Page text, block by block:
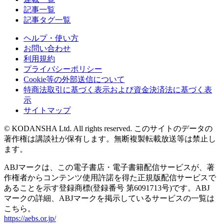
記事一覧
記事タグ一覧
ヘルプ・使い方
お問い合わせ
利用規約
プライバシーポリシー
Cookie等の外部送信について
特商法取引に基づく表示および資金決済法に基づく表
示
サイトマップ
© KODANSHA Ltd. All rights reserved. このサイトのデータの
著作権は講談社が保有します。無断複製転載放送等は禁止し
ます。
ABJマークは、この電子書店・電子書籍配信サービスが、著
作権者からコンテンツ使用許諾を得た正規版配信サービスで
あることを示す登録商標(登録番号 第6091713号)です。ABJ
マークの詳細、ABJマークを掲示しているサービスの一覧は
こちら。
https://aebs.or.jp/